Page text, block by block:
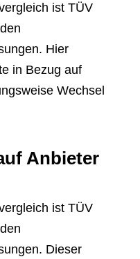
ist TÜV
Hier
in Bezug auf
Wechsel
Anbieter
ist TÜV
Dieser